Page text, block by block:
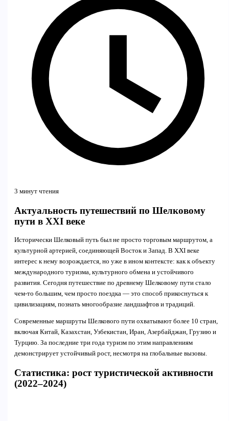
3 минут чтения
Актуальность путешествий по Шелковому
пути в XXI веке
Исторически Шелковый путь был не просто торговым маршрутом, а
культурной артерией, соединяющей Восток и Запад. В XXI веке
интерес к нему возрождается, но уже в ином контексте: как к объекту
международного туризма, культурного обмена и устойчивого
развития. Сегодня путешествие по древнему Шелковому пути стало
чем-то большим, чем просто поездка — это способ прикоснуться к
цивилизациям, познать многообразие ландшафтов и традиций.
Современные маршруты Шелкового пути охватывают более 10 стран,
включая Китай, Казахстан, Узбекистан, Иран, Азербайджан, Грузию и
Турцию. За последние три года туризм по этим направлениям
демонстрирует устойчивый рост, несмотря на глобальные вызовы.
Статистика: рост туристической активности
(2022–2024)